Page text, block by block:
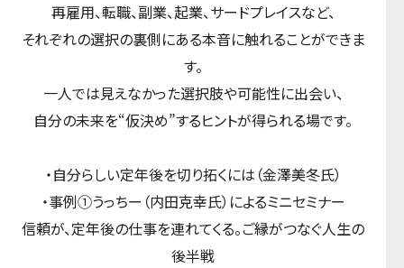
再雇用、転職、副業、起業、サードプレイスなど、
それぞれの選択の裏側にある本音に触れることができま
す。
一人では見えなかった選択肢や可能性に出会い、
自分の未来を“仮決め”するヒントが得られる場です。
・自分らしい定年後を切り拓くには（金澤美冬氏）
・事例①うっちー（内田克幸氏）によるミニセミナー
信頼が、定年後の仕事を連れてくる。ご縁がつなぐ人生の
後半戦